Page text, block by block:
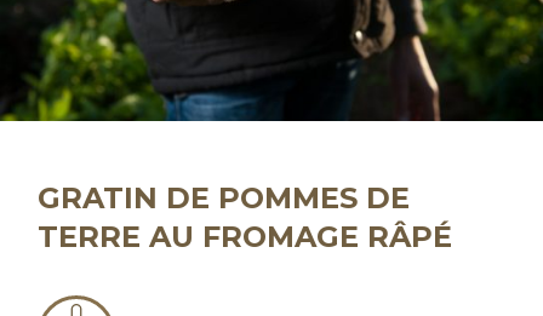
GRATIN DE POMMES DE
TERRE AU FROMAGE RÂPÉ